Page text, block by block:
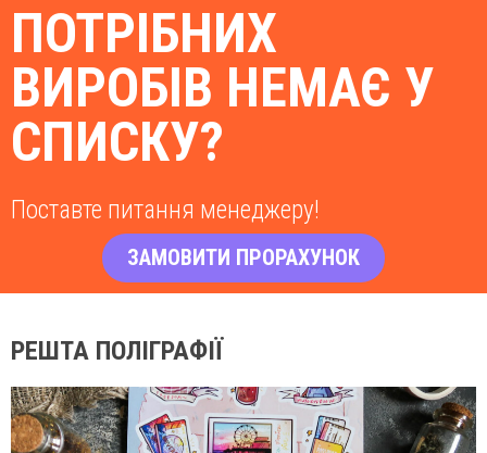
ПОТРІБНИХ
ВИРОБІВ НЕМАЄ У
СПИСКУ?
Поставте питання менеджеру!
ЗАМОВИТИ ПРОРАХУНОК
РЕШТА ПОЛІГРАФІЇ